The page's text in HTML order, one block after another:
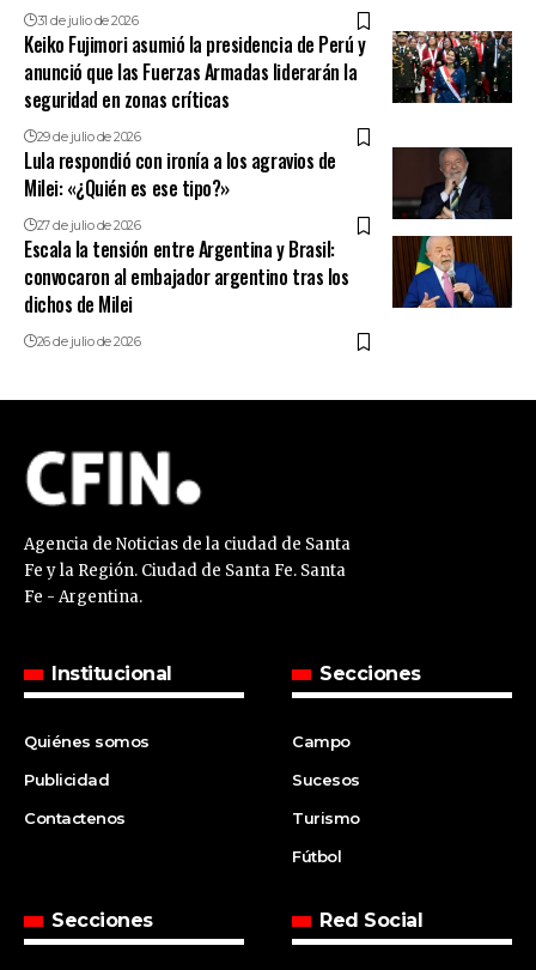
31 de julio de 2026
Keiko Fujimori asumió la presidencia de Perú y
anunció que las Fuerzas Armadas liderarán la
seguridad en zonas críticas
29 de julio de 2026
Lula respondió con ironía a los agravios de
Milei: «¿Quién es ese tipo?»
27 de julio de 2026
Escala la tensión entre Argentina y Brasil:
convocaron al embajador argentino tras los
dichos de Milei
26 de julio de 2026
Agencia de Noticias de la ciudad de Santa
Fe y la Región. Ciudad de Santa Fe. Santa
Fe - Argentina.
Institucional
Quiénes somos
Publicidad
Contactenos
Secciones
Campo
Sucesos
Turismo
Fútbol
Secciones Red Social